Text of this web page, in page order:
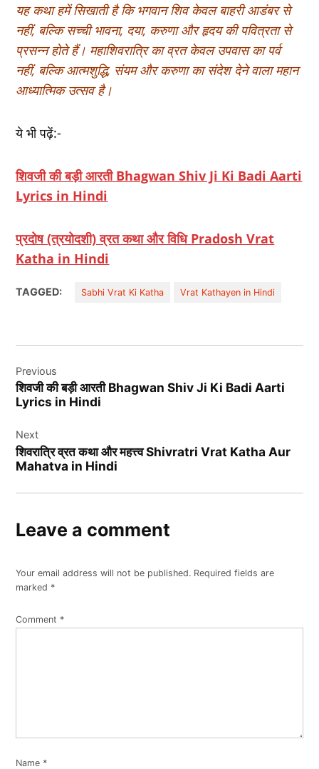
यह कथा हमें सिखाती है कि भगवान शिव केवल बाहरी आडंबर से
नहीं, बल्कि सच्ची भावना, दया, करुणा और हृदय की पवित्रता से
प्रसन्न होते हैं। महाशिवरात्रि का व्रत केवल उपवास का पर्व
नहीं, बल्कि आत्मशुद्धि, संयम और करुणा का संदेश देने वाला महान
आध्यात्मिक उत्सव है।
ये भी पढ़ें:-
शिवजी की बड़ी आरती Bhagwan Shiv Ji Ki Badi Aarti
Lyrics in Hindi
प्रदोष (त्रयोदशी) व्रत कथा और विधि Pradosh Vrat
Katha in Hindi
TAGGED: Sabhi Vrat Ki Katha Vrat Kathayen in Hindi
navigation
Previous
शिवजी की बड़ी आरती Bhagwan Shiv Ji Ki Badi Aarti
Lyrics in Hindi
Next
शिवरात्रि व्रत कथा और महत्त्व Shivratri Vrat Katha Aur
Mahatva in Hindi
Leave a comment
Your email address will not be published. Required fields are
marked *
Comment *
Name *